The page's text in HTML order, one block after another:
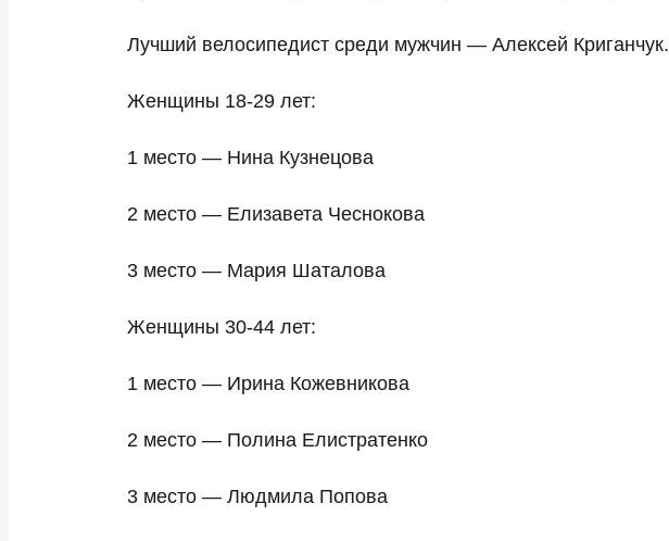
Лучший велосипедист среди мужчин — Алексей Криганчук.
Женщины 18-29 лет:
1 место — Нина Кузнецова
2 место — Елизавета Чеснокова
3 место — Мария Шаталова
Женщины 30-44 лет:
1 место — Ирина Кожевникова
2 место — Полина Елистратенко
3 место — Людмила Попова